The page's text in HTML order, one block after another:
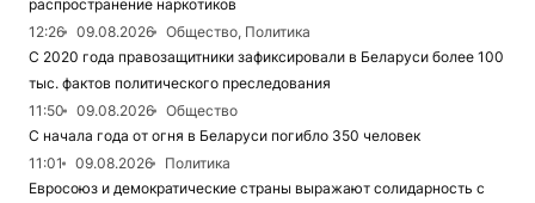
распространение наркотиков
12:26
09.08.2026
Общество, Политика
С 2020 года правозащитники зафиксировали в Беларуси более 100
тыс. фактов политического преследования
11:50
09.08.2026
Общество
С начала года от огня в Беларуси погибло 350 человек
11:01
09.08.2026
Политика
Евросоюз и демократические страны выражают солидарность с